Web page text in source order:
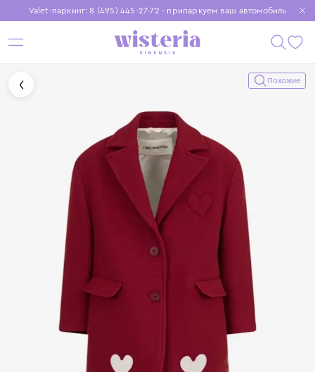
Valet-паркинг: 8 (495) 445-27-72 - припаркуем ваш автомобиль
Бесплатная доставка при заказе от 15 000 ₽
Установите приложение, чтобы покупки были еще удобнее
Похожие